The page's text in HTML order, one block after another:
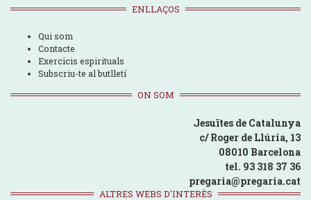
ENLLAÇOS
Qui som
Contacte
Exercicis espirituals
Subscriu-te al butlletí
ON SOM
Jesuïtes de Catalunya
c/ Roger de Llúria, 13
08010 Barcelona
tel. 93 318 37 36
pregaria@pregaria.cat
ALTRES WEBS D'INTERÈS